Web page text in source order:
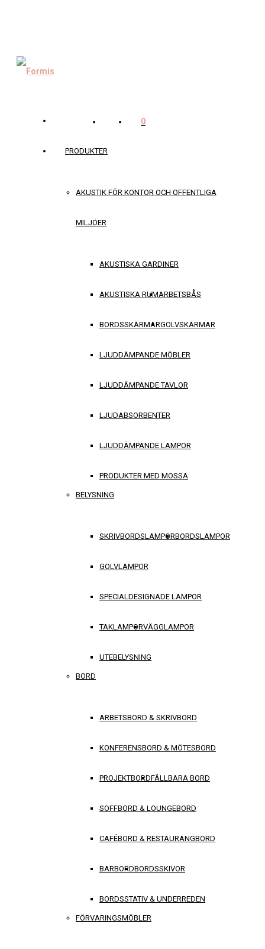
PRODUKTER
AKUSTIK FÖR KONTOR OCH OFFENTLIGA
MILJÖER
AKUSTISKA GARDINER
AKUSTISKA RUMARBETSBÅS
BORDSSKÄRMARGOLVSKÄRMAR
LJUDDÄMPANDE MÖBLER
LJUDDÄMPANDE TAVLOR
LJUDABSORBENTER
LJUDDÄMPANDE LAMPOR
PRODUKTER MED MOSSA
BELYSNING
SKRIVBORDSLAMPORBORDSLAMPOR
GOLVLAMPOR
SPECIALDESIGNADE LAMPOR
TAKLAMPORVÄGGLAMPOR
UTEBELYSNING
BORD
ARBETSBORD & SKRIVBORD
KONFERENSBORD & MÖTESBORD
PROJEKTBORDFÄLLBARA BORD
SOFFBORD & LOUNGEBORD
CAFÉBORD & RESTAURANGBORD
BARBORDBORDSSKIVOR
BORDSSTATIV & UNDERREDEN
FÖRVARINGSMÖBLER
0